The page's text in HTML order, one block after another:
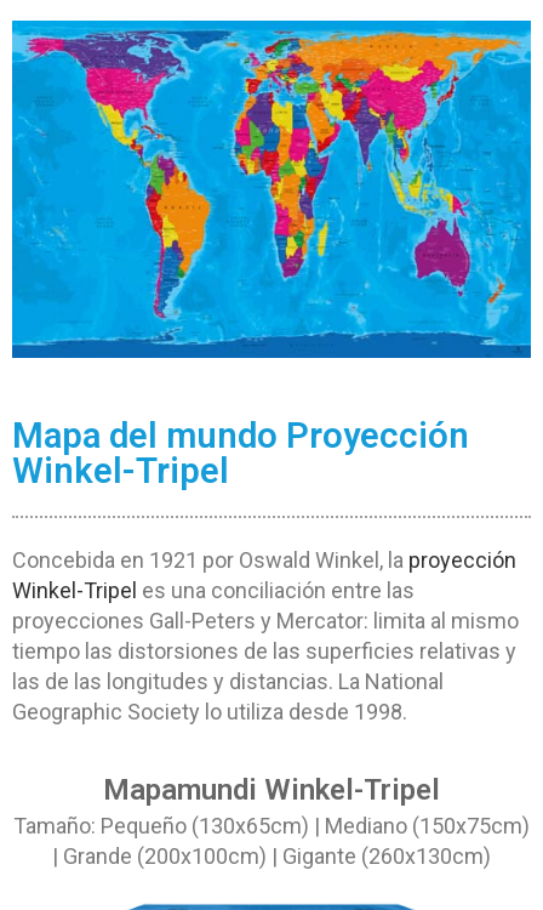
Mapa del mundo Proyección
Winkel-Tripel
Concebida en 1921 por Oswald Winkel, la proyección
Winkel-Tripel es una conciliación entre las
proyecciones Gall-Peters y Mercator: limita al mismo
tiempo las distorsiones de las superficies relativas y
las de las longitudes y distancias. La National
Geographic Society lo utiliza desde 1998.
Mapamundi Winkel-Tripel
Tamaño: Pequeño (130x65cm) | Mediano (150x75cm)
| Grande (200x100cm) | Gigante (260x130cm)